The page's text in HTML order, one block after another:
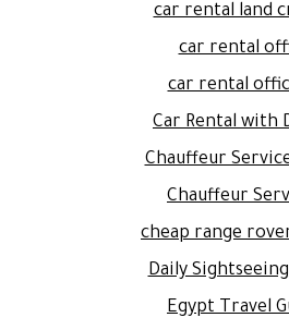
car rental land
car rental
car rental
Car Rental with
Chauffeur
Chauffeur
cheap range
Daily
Egypt Travel